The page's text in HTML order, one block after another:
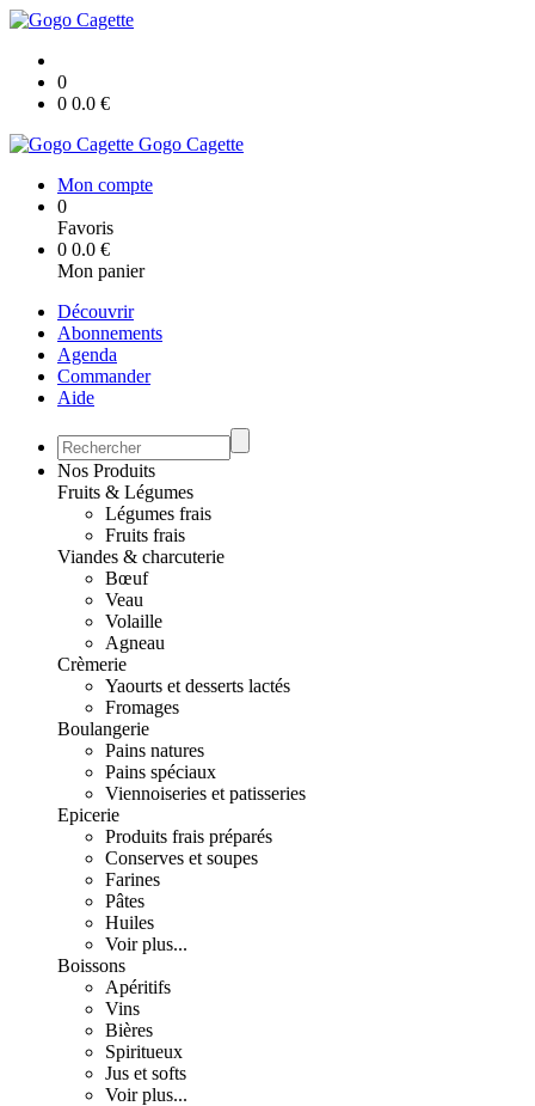
0
0 0.0 €
Gogo Cagette
Mon compte
0
Favoris
0 0.0 €
Mon panier
Découvrir
Abonnements
Agenda
Commander
Aide
Nos Produits
Fruits & Légumes
Légumes frais
Fruits frais
Viandes & charcuterie
Bœuf
Veau
Volaille
Agneau
Crèmerie
Yaourts et desserts lactés
Fromages
Boulangerie
Pains natures
Pains spéciaux
Viennoiseries et patisseries
Epicerie
Produits frais préparés
Conserves et soupes
Farines
Pâtes
Huiles
Voir plus...
Boissons
Apéritifs
Vins
Bières
Spiritueux
Jus et softs
Voir plus...